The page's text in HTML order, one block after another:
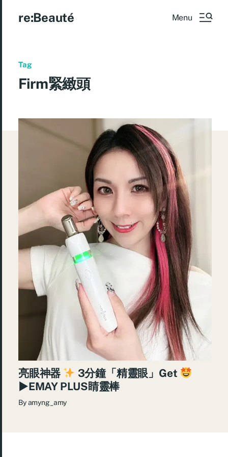
re:Beauté Menu
Tag
Firm緊緻頭
亮眼神器
3分鐘「精靈眼」Get
►EMAY PLUS睛靈棒
Byamyng_amy